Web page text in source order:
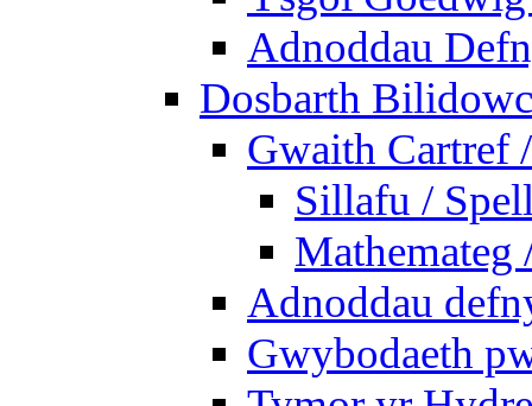
Adnoddau
Dosbarth
Gwaith Cartref
Sillafu /
Mathemateg
Adnoddau
Gwybodaeth